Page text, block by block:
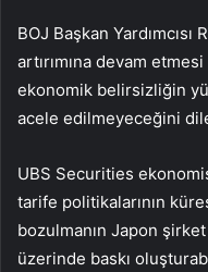
BOJ Başkan
artırımına devam
ekonomik belirsizliğin
acele edilmeyeceğini
UBS Securities
tarife politikalarının
bozulmanın Japon
üzerinde baskı